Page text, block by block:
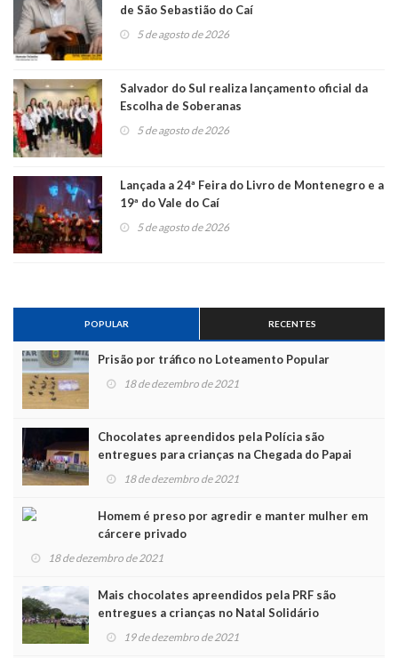
de São Sebastião do Caí
5 de agosto de 2026
Salvador do Sul realiza lançamento oficial da
Escolha de Soberanas
5 de agosto de 2026
Lançada a 24ª Feira do Livro de Montenegro e a
19ª do Vale do Caí
5 de agosto de 2026
POPULAR RECENTES
Prisão por tráfico no Loteamento Popular
18 de dezembro de 2021
Chocolates apreendidos pela Polícia são
entregues para crianças na Chegada do Papai
Noel
18 de dezembro de 2021
Homem é preso por agredir e manter mulher em
cárcere privado
18 de dezembro de 2021
Mais chocolates apreendidos pela PRF são
entregues a crianças no Natal Solidário
19 de dezembro de 2021